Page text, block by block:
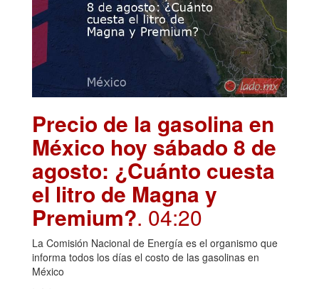
Precio de la gasolina en
México hoy sábado 8 de
agosto: ¿Cuánto cuesta
el litro de Magna y
Premium?. 04:20
La Comisión Nacional de Energía es el organismo que
informa todos los días el costo de las gasolinas en
México